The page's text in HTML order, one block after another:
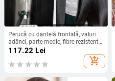
Perucă cu dantelă frontală, valuri
adânci, parte medie, fibre rezistente
la căldură, mecanism de fabricație,
117.22 Lei
add_shopping_cart